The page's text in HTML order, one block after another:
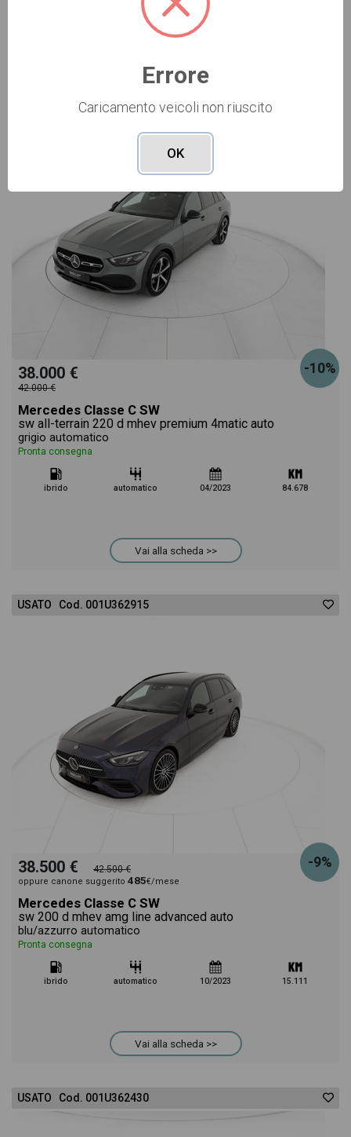
USATO Cod. 006U4014
-10%
38.000 €
42.000 €
Mercedes Classe C SW
sw all-terrain 220 d mhev premium 4matic auto
grigio automatico
Pronta consegna
ibrido automatico 04/2023 84.678
Vai alla scheda >>
USATO Cod. 001U362915
-9%
38.500 € 42.500 €
oppure canone suggerito 485€/mese
Mercedes Classe C SW
sw 200 d mhev amg line advanced auto
blu/azzurro automatico
Pronta consegna
ibrido automatico 10/2023 15.111
Vai alla scheda >>
USATO Cod. 001U362430
Errore
Caricamento veicoli non riuscito
OK